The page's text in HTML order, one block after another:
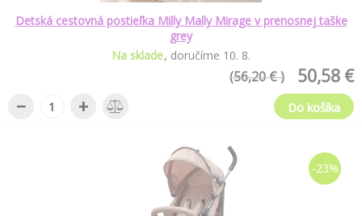
Detská cestovná postieľka Milly Mally Mirage v prenosnej taške
grey
Na sklade doručíme 10. 8.
50,58 €
(56,20 € )
− + Do košíka
-23%